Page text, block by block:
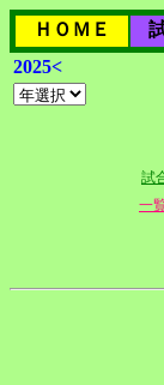
ＨＯＭＥ
2025<
試
一